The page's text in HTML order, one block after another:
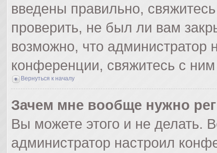
введены правильно,
проверить, не был ли вам
возможно, что администратор
конференции, свяжитесь с
Вернуться к началу
Зачем мне вообще нужно
Вы можете этого и не делать.
администратор настроил